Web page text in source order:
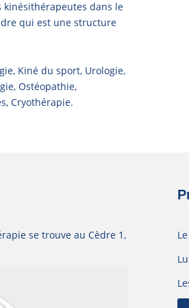
kinésithérapeutes dans le
qui est une structure
Kiné du sport, Urologie,
Ostéopathie,
Cryothérapie.
se trouve au Cèdre 1,